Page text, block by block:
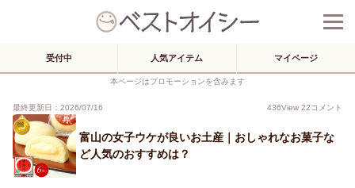
受付中 人気アイテム マイページ
本ページはプロモーションを含みます
最終更新日：2026/07/16 436View 22コメント
富山の女子ウケが良いお土産｜おしゃれなお菓子な
ど人気のおすすめは？